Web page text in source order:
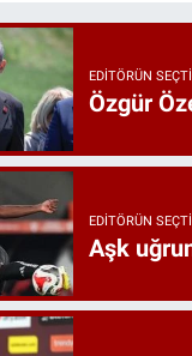
EDITÖRÜN
Özgür
EDITÖRÜN
Aşk